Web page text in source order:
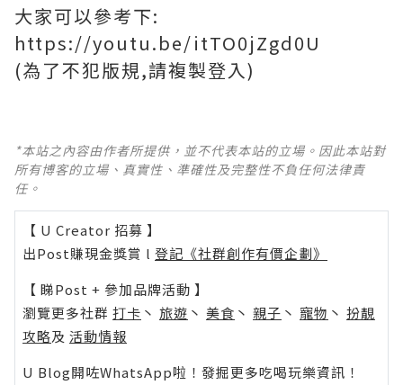
大家可以參考下:
https://youtu.be/itTO0jZgd0U
(為了不犯版規,請複製登入)
*本站之內容由作者所提供，並不代表本站的立場。因此本站對
所有博客的立場、真實性、準確性及完整性不負任何法律責
任。
【 U Creator 招募 】
出Post賺現金獎賞 l 登記《社群創作有價企劃》
【 睇Post + 參加品牌活動 】
瀏覽更多社群 打卡 丶 旅遊 丶 美食 丶 親子 丶 寵物 丶 扮靚
攻略及 活動情報
U Blog開咗WhatsApp啦！發掘更多吃喝玩樂資訊！